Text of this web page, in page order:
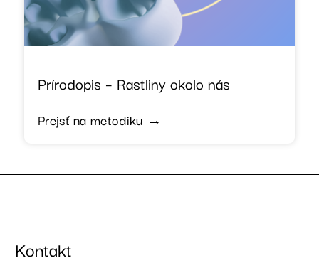
Prírodopis – Rastliny okolo nás
Prejsť na metodiku →
Kontakt